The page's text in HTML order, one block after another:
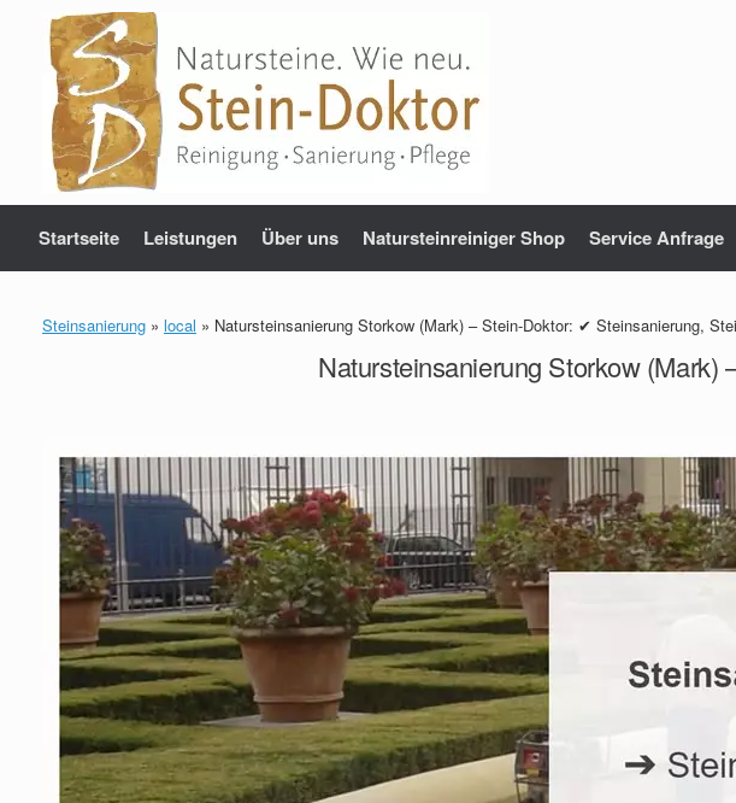
springen
Startseite Leistungen Über uns Natursteinreiniger Shop Service Anfrage
Steinsanierung » local » Natursteinsanierung Storkow (Mark) – Stein-Doktor: ✔ Steinsanierung,
Natursteinsanierung Storkow